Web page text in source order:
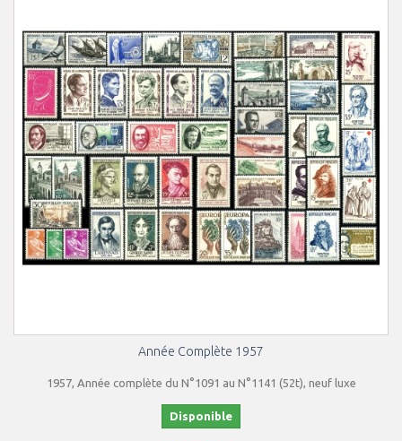
Année Complète 1957
1957, Année complète du N°1091 au N°1141 (52t), neuf luxe
Disponible